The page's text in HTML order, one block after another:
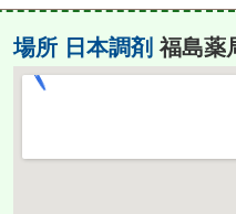
場所 日本調剤 福島薬